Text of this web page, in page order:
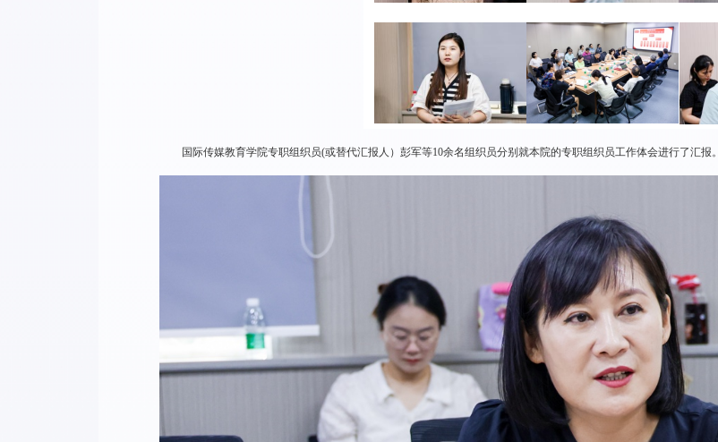
国际传媒教育学院专职组织员(或替代汇报人）彭军等10余名组织员分别就本院的专职组织员工作体会进行了汇报。